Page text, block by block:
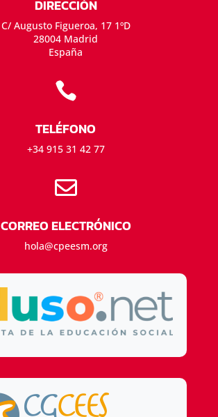
DIRECCIÓN
C/ Augusto Figueroa, 17 1ºD
28004 Madrid
España

TELÉFONO
+34 915 31 42 77

CORREO ELECTRÓNICO
hola@cpeesm.org